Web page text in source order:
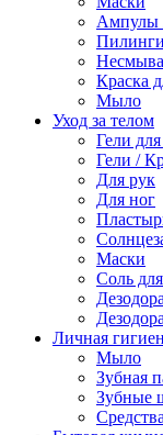
Ампулы
Пилинги
Краска
Мыло
Уход за телом
Гели
Гели /
Для рук
Для ног
Маски
Соль
Личная
Мыло
Зубная
Зубные